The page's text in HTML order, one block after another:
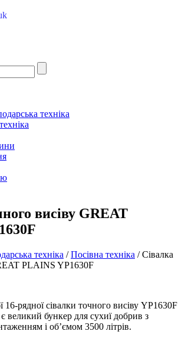
техніка
висіву GREAT
техніка /Посівна техніка /Сівалка
PLAINS YP1630F
16-рядної сівалки точного висіву YP1630F
великий бункер для сухиї добрив з
і об’ємом 3500 літрів.